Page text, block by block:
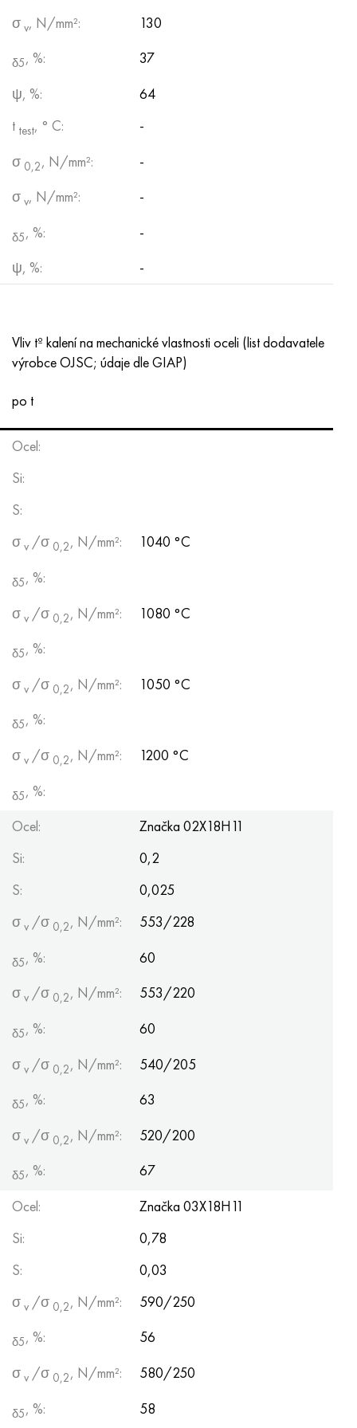
σ v, N/mm²: 130
δ5, %:
37
ψ, %:
64
t test, ° С:
-
σ 0,2, N/mm²:
-
σ v, N/mm²: -
δ5, %:
-
ψ, %:
-
Vliv tº kalení na mechanické vlastnosti oceli (list dodavatele
výrobce OJSC; údaje dle GIAP)
po t
Ocel:
Si:
S:
σ v /σ 0,2, N/mm²: 1040 °С
δ5, %:
σ v /σ 0,2, N/mm²: 1080 °С
δ5, %:
σ v /σ 0,2, N/mm²: 1050 °С
δ5, %:
σ v /σ 0,2, N/mm²: 1200 °С
δ5, %:
Ocel:
Značka 02Х18Н11
Si:
0,2
S:
0,025
σ v /σ 0,2, N/mm²: 553/228
δ5, %:
60
σ v /σ 0,2, N/mm²: 553/220
δ5, %:
60
σ v /σ 0,2, N/mm²: 540/205
δ5, %:
63
σ v /σ 0,2, N/mm²: 520/200
δ5, %:
67
Ocel:
Značka 03Х18Н11
Si:
0,78
S:
0,03
σ v /σ 0,2, N/mm²: 590/250
δ5, %:
56
σ v /σ 0,2, N/mm²: 580/250
δ5, %: 58